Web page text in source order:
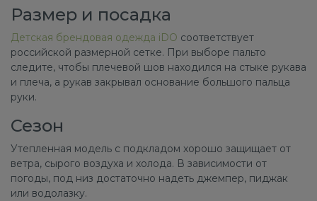
Размер и посадка
Детская брендовая одежда iDO соответствует
российской размерной сетке. При выборе пальто
следите, чтобы плечевой шов находился на стыке рукава
и плеча, а рукав закрывал основание большого пальца
руки.
Сезон
Утепленная модель с подкладом хорошо защищает от
ветра, сырого воздуха и холода. В зависимости от
погоды, под низ достаточно надеть джемпер, пиджак
или водолазку.